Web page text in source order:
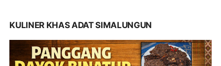
KULINER KHAS ADAT SIMALUNGUN